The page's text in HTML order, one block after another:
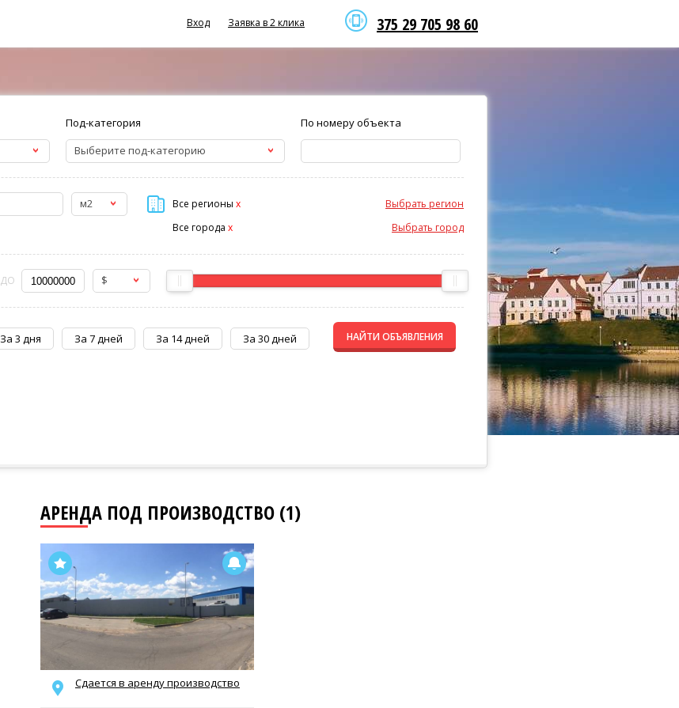
375 29 705 98 60
Вход Заявка в 2 клика
Под-категория
Выберите под-категорию
По номеру объекта
м2 Все регионы Выбрать регион
x
Все города
Выбрать город
x
ДО $
За 3 дня За 7 дней За 14 дней За 30 дней НАЙТИ ОБЪЯВЛЕНИЯ
АРЕНДА ПОД ПРОИЗВОДСТВО (1)
Сдается в аренду производство